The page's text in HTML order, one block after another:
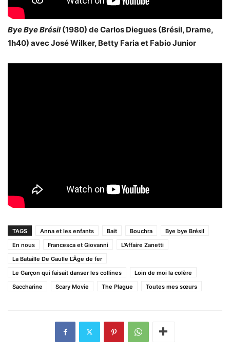
Bye Bye Brésil(1980) de Carlos Diegues (Brésil, Drame,
1h40) avec José Wilker, Betty Faria et Fabio Junior
TAGS Anna et les enfants Bait Bouchra
Bye bye Brésil
En nous
Francesca et Giovanni
L'Affaire Zanetti
La Bataille De Gaulle L'Âge de fer
Le Garçon qui faisait danser les collines
Loin de moi la colère
Saccharine
Scary Movie The Plague Toutes mes sœurs